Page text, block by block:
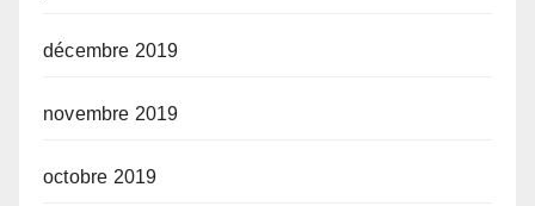
décembre 2019
novembre 2019
octobre 2019